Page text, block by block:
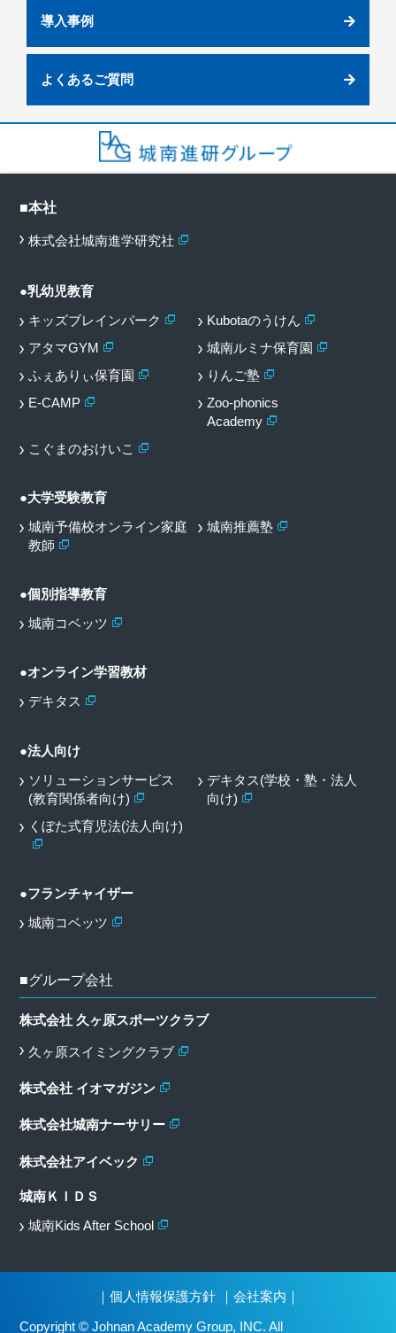
導入事例
よくあるご質問
■本社
株式会社城南進学研究社
●乳幼児教育
キッズブレインパーク
Kubotaのうけん
アタマGYM
城南ルミナ保育園
ふぇありぃ保育園
りんご塾
E-CAMP
Zoo-phonics
Academy
こぐまのおけいこ
●大学受験教育
城南予備校オンライン家庭
教師
城南推薦塾
●個別指導教育
城南コベッツ
●オンライン学習教材
デキタス
●法人向け
ソリューションサービス
(教育関係者向け)
デキタス(学校・塾・法人
向け)
くぼた式育児法(法人向け)
●フランチャイザー
城南コベッツ
■グループ会社
株式会社 久ヶ原スポーツクラブ
久ヶ原スイミングクラブ
株式会社 イオマガジン
株式会社城南ナーサリー
株式会社アイベック
城南ＫＩＤＳ
城南Kids After School
個人情報保護方針 会社案内
Copyright © Johnan Academy Group, INC. All